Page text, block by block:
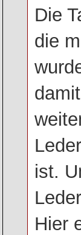
Die
die
ist.
Hier